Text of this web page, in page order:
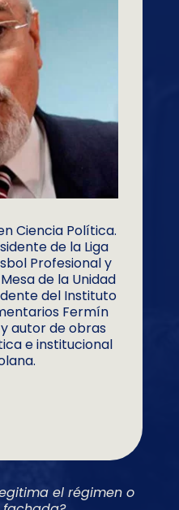
Ciencia Política.
de la Liga
Profesional y
de la Unidad
del Instituto
Fermín
autor de obras
e institucional
el régimen o